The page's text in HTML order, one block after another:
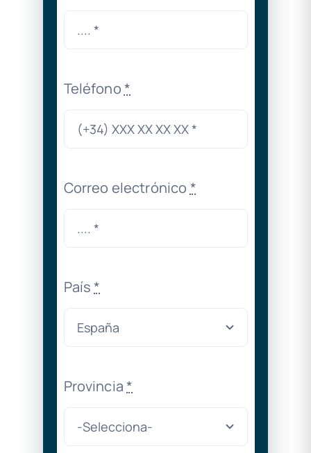
Teléfono*
Correo electrónico *
País*
Provincia*